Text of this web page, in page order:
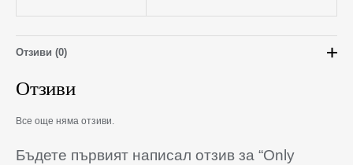
Отзиви (0)
Отзиви
Все още няма отзиви.
Бъдете първият написал отзив за “Only